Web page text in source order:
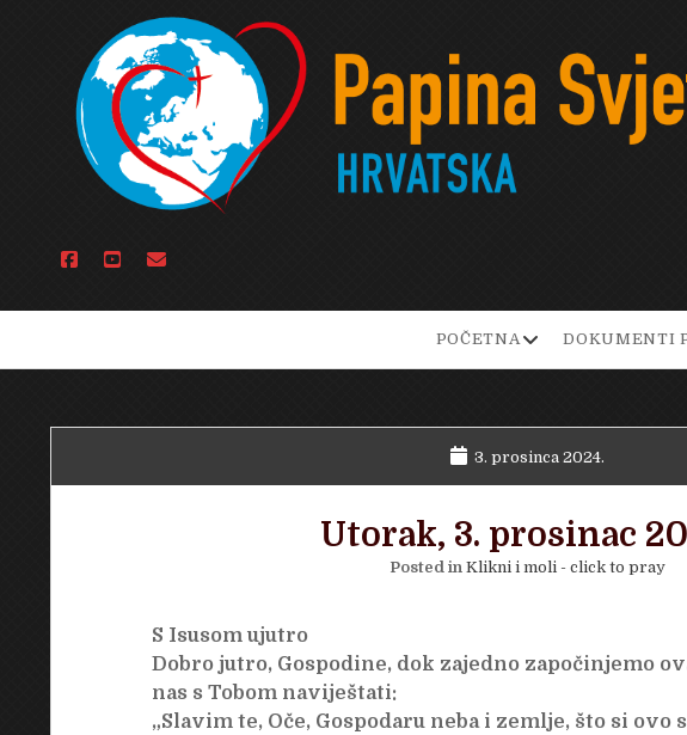
facebook
youtubeemail
POČETNAopen
menu
DOKUMENTI
3. prosinca 2024.
Utorak, 3. prosinac
Posted in Klikni i moli - click to pray
S Isusom ujutro
Dobro jutro, Gospodine, dok zajedno započinjemo
nas s Tobom naviještati:
„Slavim te, Oče, Gospodaru neba i zemlje, što si